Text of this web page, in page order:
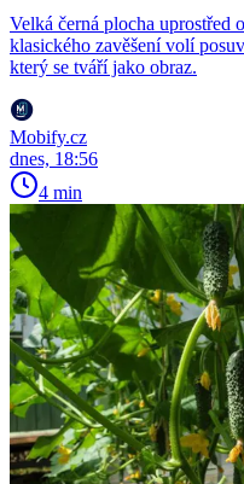
Velká černá plocha
klasického zavěšení volí
který se tváří jako obraz.
Mobify.cz
dnes, 18:56
4 min